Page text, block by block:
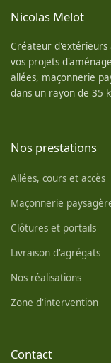
Nicolas Melot
Créateur d'extérieurs
vos projets
allées, maçonnerie
dans un rayon de 35
Nos prestations
Allées, cours et accès
Maçonnerie
Clôtures et portails
Livraison d'agrégats
Nos réalisations
Zone d'intervention
Contact